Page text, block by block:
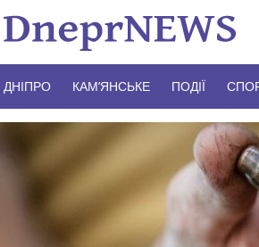
ДНІПРО КАМ’ЯНСЬКЕ ПОДІЇ